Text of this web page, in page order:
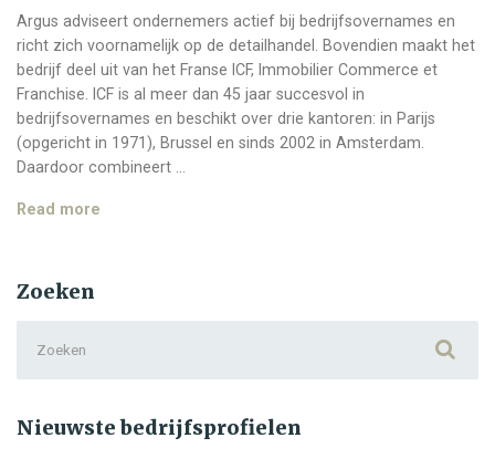
Argus adviseert ondernemers actief bij bedrijfsovernames en
richt zich voornamelijk op de detailhandel. Bovendien maakt het
bedrijf deel uit van het Franse ICF, Immobilier Commerce et
Franchise. ICF is al meer dan 45 jaar succesvol in
bedrijfsovernames en beschikt over drie kantoren: in Parijs
(opgericht in 1971), Brussel en sinds 2002 in Amsterdam.
Daardoor combineert …
Read more
Zoeken
for:
Nieuwste bedrijfsprofielen